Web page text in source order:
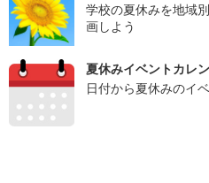
学校の夏休みを地域
画しよう
夏休みイベントカレ
日付から夏休みのイ